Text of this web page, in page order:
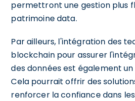
permettront une gestion plus
patrimoine data.
Par ailleurs, l'intégration des
blockchain pour assurer
des données est également un
Cela pourrait offrir des
renforcer la confiance dans